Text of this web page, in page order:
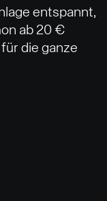
entspannt,
ab 20 €
die ganze